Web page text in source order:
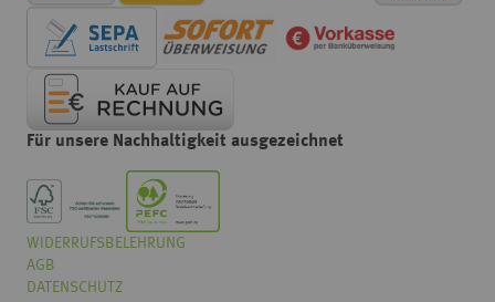
WIDERRUFSBELEHRUNG
AGB
DATENSCHUTZ
Für unsere Nachhaltigkeit ausgezeichnet
Wie würden Sie unseren Onlineshop bewerten?
Wählen
Sie
eine